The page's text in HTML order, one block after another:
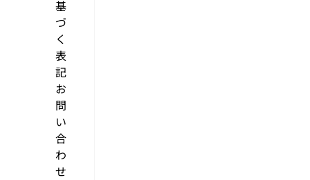
基
づ
く
表
記
お
問
い
合
わ
せ